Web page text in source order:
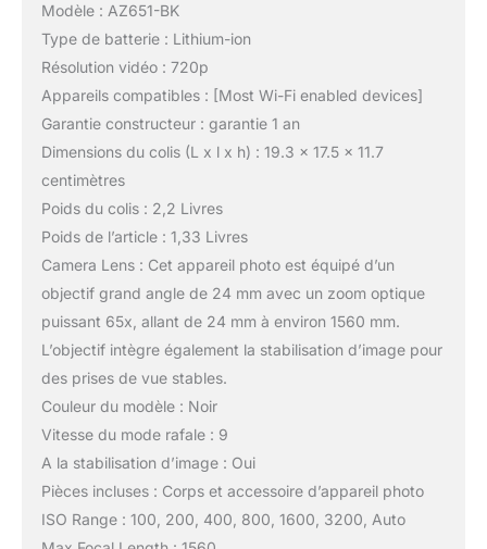
Modèle : AZ651-BK
Type de batterie : Lithium-ion
Résolution vidéo : 720p
Appareils compatibles : [Most Wi-Fi enabled devices]
Garantie constructeur : garantie 1 an
Dimensions du colis (L x l x h) : 19.3 x 17.5 x 11.7
centimètres
Poids du colis : 2,2 Livres
Poids de l’article : 1,33 Livres
Camera Lens : Cet appareil photo est équipé d’un
objectif grand angle de 24 mm avec un zoom optique
puissant 65x, allant de 24 mm à environ 1560 mm.
L’objectif intègre également la stabilisation d’image pour
des prises de vue stables.
Couleur du modèle : Noir
Vitesse du mode rafale : 9
A la stabilisation d’image : Oui
Pièces incluses : Corps et accessoire d’appareil photo
ISO Range : 100, 200, 400, 800, 1600, 3200, Auto